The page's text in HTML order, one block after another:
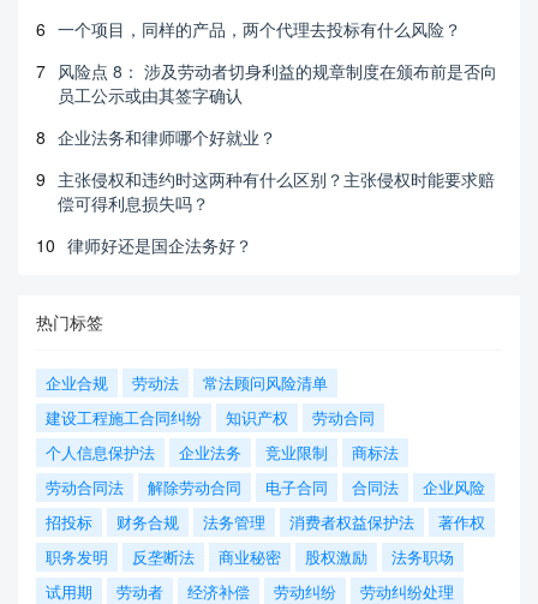
6 一个项目，同样的产品，两个代理去投标有什么风险？
7 风险点 8： 涉及劳动者切身利益的规章制度在颁布前是否向
员工公示或由其签字确认
8 企业法务和律师哪个好就业？
9 主张侵权和违约时这两种有什么区别？主张侵权时能要求赔
偿可得利息损失吗？
10 律师好还是国企法务好？
热门标签
企业合规 劳动法
常法顾问风险清单
建设工程施工合同纠纷
知识产权
劳动合同
个人信息保护法
企业法务 竞业限制
商标法
劳动合同法
解除劳动合同 电子合同 合同法
企业风险
招投标
财务合规 法务管理 消费者权益保护法
著作权
职务发明
反垄断法 商业秘密 股权激励
法务职场
试用期
劳动者 经济补偿 劳动纠纷
劳动纠纷处理